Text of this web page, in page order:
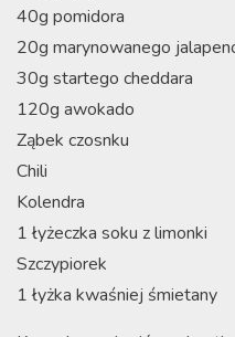
40g pomidora
20g marynowanego
30g startego cheddara
120g awokado
Ząbek czosnku
Chili
Kolendra
1 łyżeczka soku z limonki
Szczypiorek
1 łyżka kwaśniej śmietany